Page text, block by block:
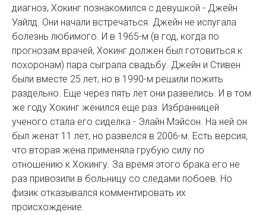
диагноз, Хокинг познакомился с девушкой - Джейн
Уайлд. Они начали встречаться. Джейн не испугала
болезнь любимого. И в 1965-м (в год, когда по
прогнозам врачей, Хокинг должен был готовиться к
похоронам) пара сыграла свадьбу. Джейн и Стивен
были вместе 25 лет, но в 1990-м решили пожить
раздельно. Еще через пять лет они развелись. И в том
же году Хокинг женился еще раз. Избранницей
ученого стала его сиделка - Элайн Мэйсон. На ней он
был женат 11 лет, но развелся в 2006-м. Есть версия,
что вторая жена применяла грубую силу по
отношению к Хокингу. За время этого брака его не
раз привозили в больницу со следами побоев. Но
физик отказывался комментировать их
происхождение.